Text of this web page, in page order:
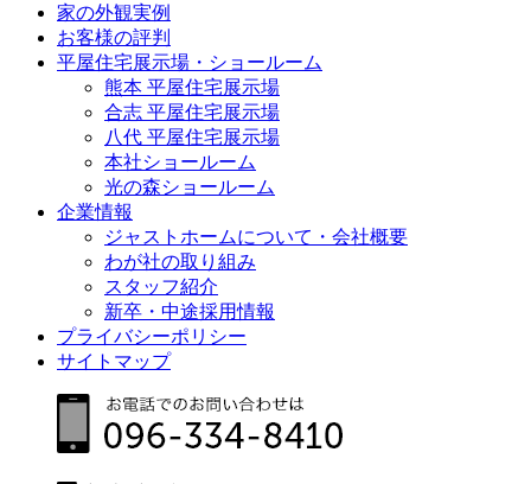
家の外観実例
お客様の評判
平屋住宅展示場・ショールーム
熊本 平屋住宅展示場
合志 平屋住宅展示場
八代 平屋住宅展示場
本社ショールーム
光の森ショールーム
企業情報
ジャストホームについて・会社概要
わが社の取り組み
スタッフ紹介
新卒・中途採用情報
プライバシーポリシー
サイトマップ